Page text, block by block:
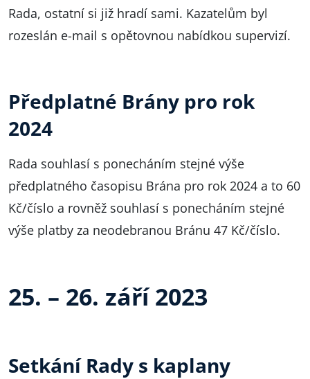
Rada, ostatní si již hradí sami. Kazatelům byl
rozeslán e-mail s opětovnou nabídkou supervizí.
Předplatné Brány pro rok
2024
Rada souhlasí s ponecháním stejné výše
předplatného časopisu Brána pro rok 2024 a to 60
Kč/číslo a rovněž souhlasí s ponecháním stejné
výše platby za neodebranou Bránu 47 Kč/číslo.
25. – 26. září 2023
Setkání Rady s kaplany